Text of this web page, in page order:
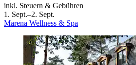
inkl. Steuern & Gebühren
1. Sept.–2. Sept.
Marena Wellness & Spa